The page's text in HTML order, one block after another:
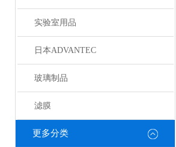
实验室用品
日本ADVANTEC
玻璃制品
滤膜
更多分类